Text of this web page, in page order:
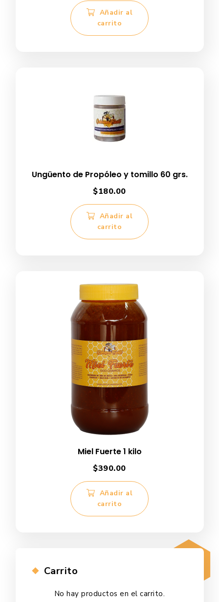
Añadir al
carrito
Ungüento de Propóleo y tomillo 60 grs.
$180.00
Añadir al
carrito
Miel Fuerte 1 kilo
$390.00
Añadir al
carrito
Carrito
No hay productos en el carrito.